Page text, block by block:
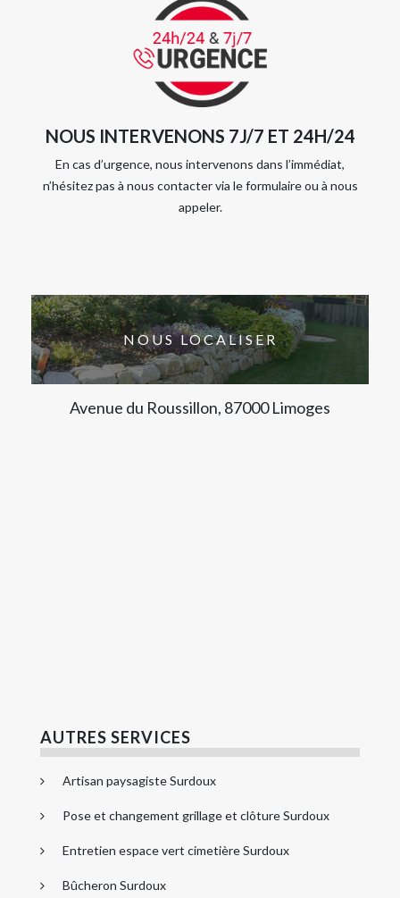
NOUS INTERVENONS 7J/7 ET 24H/24
En cas d’urgence, nous intervenons dans l’immédiat,
n’hésitez pas à nous contacter via le formulaire ou à nous
appeler.
NOUS LOCALISER
Avenue du Roussillon, 87000 Limoges
AUTRES SERVICES
Artisan paysagiste Surdoux
Pose et changement grillage et clôture Surdoux
Entretien espace vert cimetière Surdoux
Bûcheron Surdoux